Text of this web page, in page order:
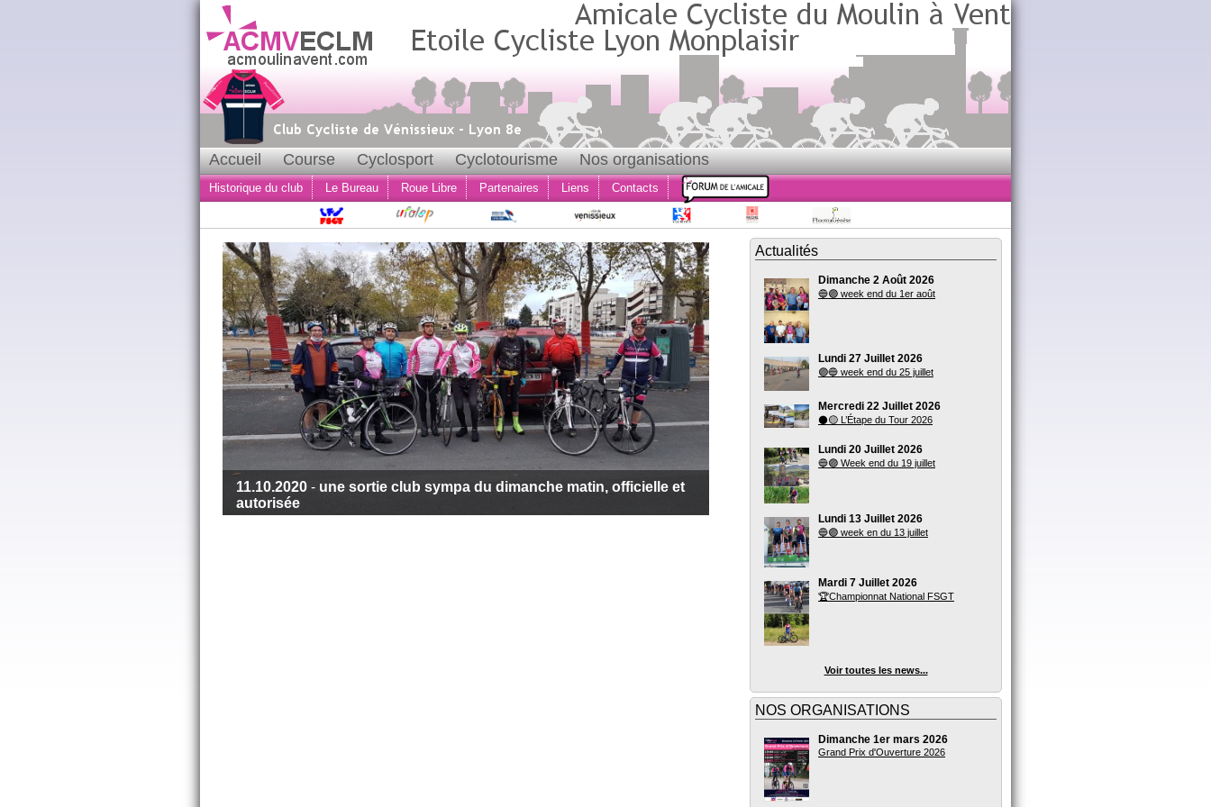
Accueil Course Cyclosport Cyclotourisme Nos organisations
Historique du club Le Bureau Roue Libre Partenaires Liens Contacts
11.10.2020 - une sortie club sympa du dimanche matin, officielle et
autorisée
Actualités
Dimanche 2 Août 2026
🔵🟣 week end du 1er août
Lundi 27 Juillet 2026
🟣🔵 week end du 25 juillet
Mercredi 22 Juillet 2026
⚫🟡 L’Étape du Tour 2026
Lundi 20 Juillet 2026
🔵🟣 Week end du 19 juillet
Lundi 13 Juillet 2026
🔵🟣 week en du 13 juillet
Mardi 7 Juillet 2026
🏆Championnat National FSGT
Voir toutes les news...
NOS ORGANISATIONS
Dimanche 1er mars 2026
Grand Prix d'Ouverture 2026